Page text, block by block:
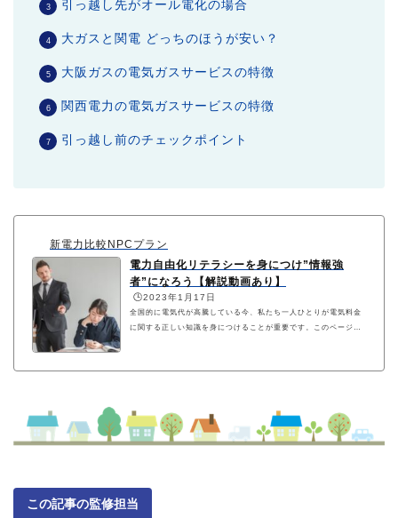
引っ越し先がオール電化の場合
大ガスと関電 どっちのほうが安い？
大阪ガスの電気ガスサービスの特徴
関西電力の電気ガスサービスの特徴
引っ越し前のチェックポイント
新電力比較NPCプラン
電力自由化リテラシーを身につけ”情報強
者”になろう【解説動画あり】
🕒️2023年1月17日
全国的に電気代が高騰している今、私たち一人ひとりが電気料金
に関する正しい知識を身につけることが重要です。このページで
この記事の監修担当